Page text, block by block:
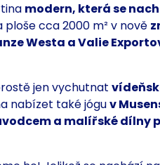
modern, která se
cca 2000 m² v nově
Westa a Valie
jen vychutnat
nabízet také jóguv
a malířské dílny